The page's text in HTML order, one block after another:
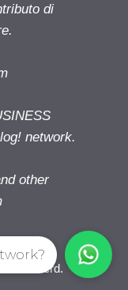
di
network.
other
reserverd.